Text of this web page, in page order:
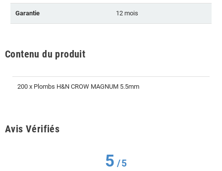
Garantie 12 mois
Contenu du produit
200 x Plombs H&N CROW MAGNUM 5.5mm
Avis Vérifiés
5/5